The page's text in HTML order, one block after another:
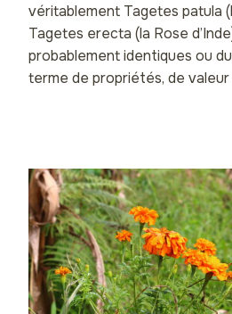
véritablement Tagetes patula
Tagetes erecta (la Rose
probablement identiques ou
terme de propriétés, de